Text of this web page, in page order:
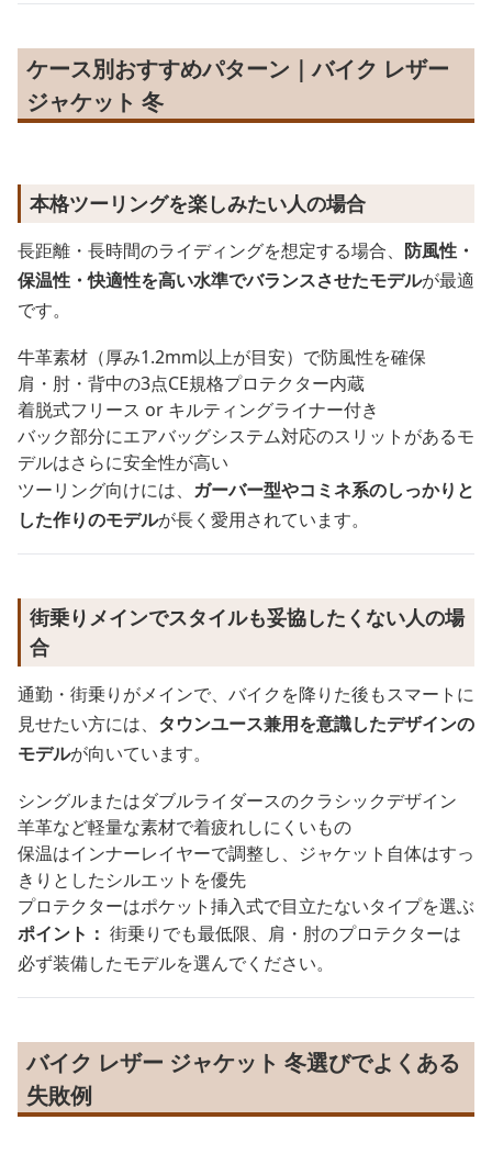
ケース別おすすめパターン｜バイク レザー
ジャケット 冬
本格ツーリングを楽しみたい人の場合
長距離・長時間のライディングを想定する場合、 防風性・
保温性・快適性を高い水準でバランスさせたモデルが最適
です。
牛革素材（厚み1.2mm以上が目安）で防風性を確保
肩・肘・背中の3点CE規格プロテクター内蔵
着脱式フリース or キルティングライナー付き
バック部分にエアバッグシステム対応のスリットがあるモ
デルはさらに安全性が高い
ツーリング向けには、 ガーバー型やコミネ系のしっかりと
した作りのモデルが長く愛用されています。
街乗りメインでスタイルも妥協したくない人の場
合
通勤・街乗りがメインで、バイクを降りた後もスマートに
見せたい方には、 タウンユース兼用を意識したデザインの
モデルが向いています。
シングルまたはダブルライダースのクラシックデザイン
羊革など軽量な素材で着疲れしにくいもの
保温はインナーレイヤーで調整し、ジャケット自体はすっ
きりとしたシルエットを優先
プロテクターはポケット挿入式で目立たないタイプを選ぶ
ポイント： 街乗りでも最低限、肩・肘のプロテクターは
必ず装備したモデルを選んでください。
バイク レザー ジャケット 冬選びでよくある
失敗例